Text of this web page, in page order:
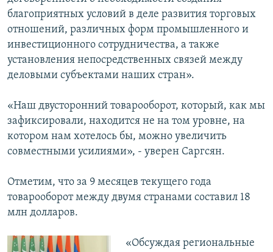
благоприятных условий в деле развития торговых
отношений, различных форм промышленного и
инвестиционного сотрудничества, а также
установления непосредственных связей между
деловыми субъектами наших стран».
«Наш двусторонний товарооборот, который, как мы
зафиксировали, находится не на том уровне, на
котором нам хотелось бы, можно увеличить
совместными усилиями», - уверен Саргсян.
Отметим, что за 9 месяцев текущего года
товарооборот между двумя странами составил 18
млн долларов.
«Обсуждая региональные